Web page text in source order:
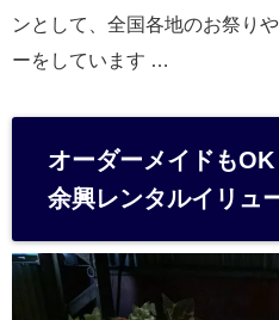
ンとして、全国各地のお祭り
ーをしています …
オーダーメイドも
余興レンタルイリュ